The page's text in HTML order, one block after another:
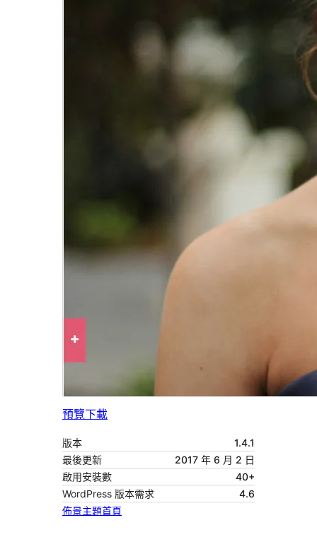
預覽下載
版本
1.4.1
最後更新
2017 年 6 月 2 日
啟用安裝數
40+
WordPress 版本需求
4.6
佈景主題首頁